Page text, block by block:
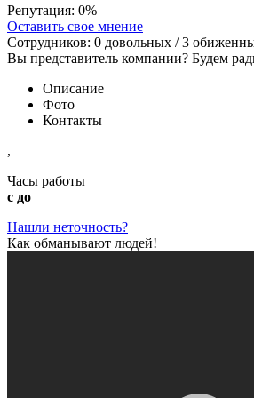
Репутация: 0%
Оставить свое мнение
Сотрудников: 0 довольных /3
Вы представитель компании? Будем
Описание
Фото
Контакты
,
Часы работы
с до
Нашли неточность?
Как обманывают людей!